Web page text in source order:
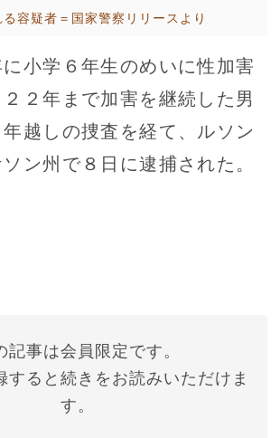
容疑者＝国家警察リリースより
小学６年生のめいに性加害
２年まで加害を継続した男
越しの捜査を経て、ルソン
ン州で８日に逮捕された。
記事は会員限定です。
すると続きをお読みいただけま
す。